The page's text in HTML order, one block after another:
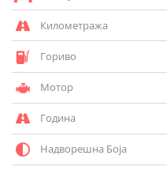
Километража
Гориво
Мотор
Година
Надворешна Боја